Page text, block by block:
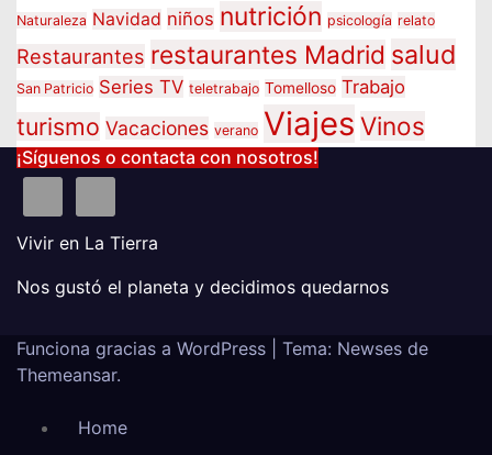
Naturaleza Navidad niños nutrición psicología relato
Restaurantes restaurantes Madrid salud
San Patricio Series TV teletrabajo Tomelloso Trabajo
turismo Vacaciones verano Viajes Vinos
¡Síguenos o contacta con nosotros!
Vivir en La Tierra
Nos gustó el planeta y decidimos quedarnos
Funciona gracias a WordPress
Tema: Newses de
Themeansar.
Home